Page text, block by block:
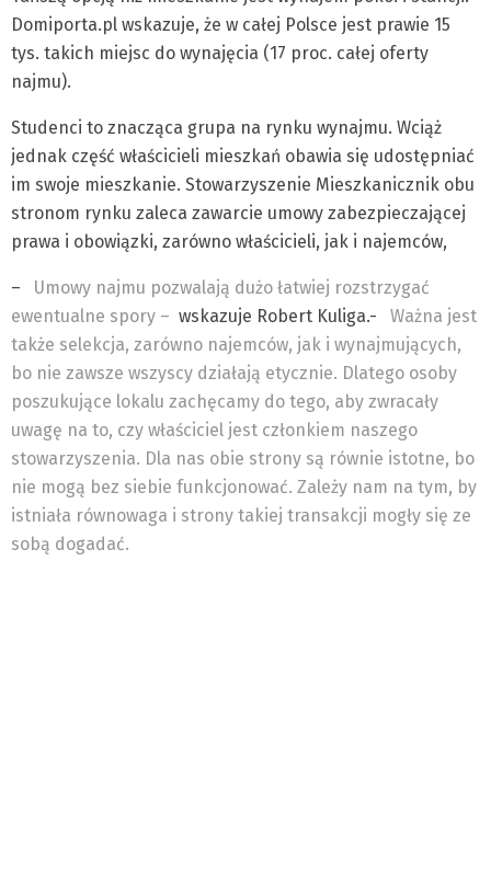
Domiporta.pl wskazuje, że w całej Polsce jest prawie 15
tys. takich miejsc do wynajęcia (17 proc. całej oferty
najmu).
Studenci to znacząca grupa na rynku wynajmu. Wciąż
jednak część właścicieli mieszkań obawia się udostępniać
im swoje mieszkanie. Stowarzyszenie Mieszkanicznik obu
stronom rynku zaleca zawarcie umowy zabezpieczającej
prawa i obowiązki, zarówno właścicieli, jak i najemców,
–
Umowy najmu pozwalają dużo łatwiej rozstrzygać
ewentualne spory – wskazuje Robert Kuliga.-
Ważna jest
także selekcja, zarówno najemców, jak i wynajmujących,
bo nie zawsze wszyscy działają etycznie. Dlatego osoby
poszukujące lokalu zachęcamy do tego, aby zwracały
uwagę na to, czy właściciel jest członkiem naszego
stowarzyszenia. Dla nas obie strony są równie istotne, bo
nie mogą bez siebie funkcjonować. Zależy nam na tym, by
istniała równowaga i strony takiej transakcji mogły się ze
sobą dogadać.